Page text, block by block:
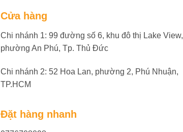
Cửa hàng
Chi nhánh 1: 99 đường số 6, khu đô thị Lake View,
phường An Phú, Tp. Thủ Đức
Chi nhánh 2: 52 Hoa Lan, phường 2, Phú Nhuận,
TP.HCM
Đặt hàng nhanh